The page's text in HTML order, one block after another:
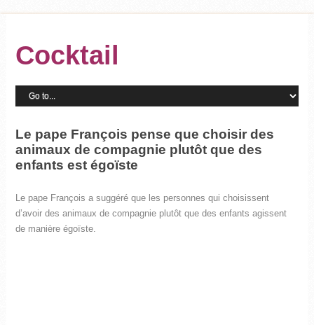
Cocktail
Le pape François pense que choisir des
animaux de compagnie plutôt que des
enfants est égoïste
Le pape François a suggéré que les personnes qui choisissent
d’avoir des animaux de compagnie plutôt que des enfants agissent
de manière égoïste.